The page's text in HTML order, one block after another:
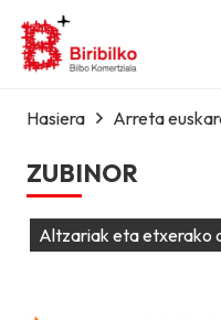
Hasiera Arreta
ZUBINOR
Altzariak eta etxerako